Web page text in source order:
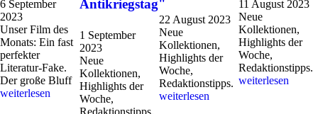
6 September
2023
Unser Film des
Monats: Ein fast
perfekter
Literatur-Fake.
Der große Bluff
weiterlesen
Antikriegstag"
1 September
2023
Neue
Kollektionen,
Highlights der
Woche,
Redaktionstipps.
22 August 2023
Neue
Kollektionen,
Highlights der
Woche,
Redaktionstipps.
weiterlesen
11 August 2023
Neue
Kollektionen,
Highlights der
Woche,
Redaktionstipps.
weiterlesen